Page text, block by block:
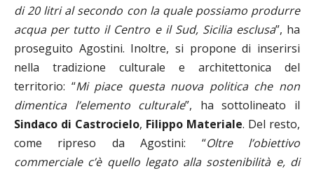
di 20 litri al secondo con la quale possiamo produrre
acqua per tutto il Centro e il Sud, Sicilia esclusa”, ha
proseguito Agostini. Inoltre, si propone di inserirsi
nella tradizione culturale e architettonica del
territorio: “Mi piace questa nuova politica che non
dimentica l’elemento culturale”, ha sottolineato il
Sindaco di Castrocielo, Filippo Materiale. Del resto,
come ripreso da Agostini: “Oltre l’obiettivo
commerciale c’è quello legato alla sostenibilità e, di